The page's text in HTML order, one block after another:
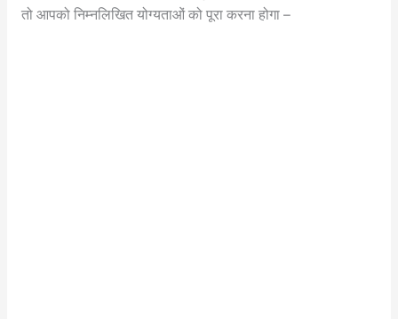
तो आपको निम्नलिखित योग्यताओं को पूरा करना होगा –